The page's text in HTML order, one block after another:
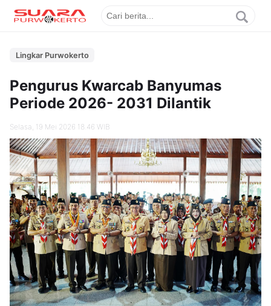
Lingkar Purwokerto
Pengurus Kwarcab Banyumas
Periode 2026- 2031 Dilantik
Selasa, 19 Mei 2026 18.46 WIB